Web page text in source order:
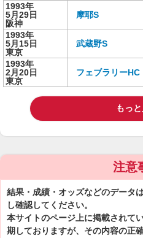
1993年
5月29日
阪神
摩耶S
1993年
5月15日
東京
武蔵野S
1993年
2月20日
東京
フェブラリーHC
もっ
注意
結果・成績・オッズなどのデータ
し確認してください。
本サイトのページ上に掲載されて
期しておりますが、その内容の正